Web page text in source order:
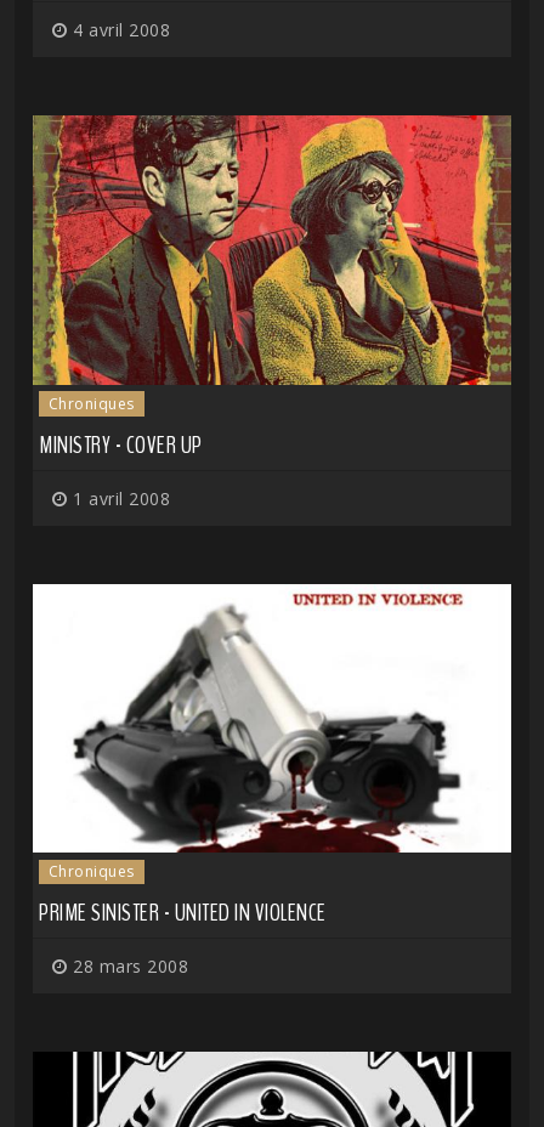
4 avril 2008
Chroniques
MINISTRY - COVER UP
1 avril 2008
Chroniques
PRIME SINISTER - UNITED IN VIOLENCE
28 mars 2008